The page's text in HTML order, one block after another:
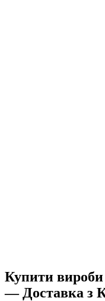
Купити вироби
— Доставка з